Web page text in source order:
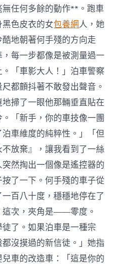
任何多餘的動作**。跑車
色皮衣的女包養網人，她
地朝著何手殘的方向走
每一步都像是被測量過一
「車影大人！」泊車警察
都顫抖著不敢發出聲音。
掃了一眼他那輛垂直貼在
「新手，你的車技像一團
車維度的純粹性。」「但
放棄』，讓我看到了一絲
然掏出一個像是遙控器的
了一下。何手殘的車子從
百八十度，穩穩地停在了
這次，夾角是——零度。
徒了。如果泊車是一種宗
沒摸過的新信徒。」她指
車的改造車：「這是你的